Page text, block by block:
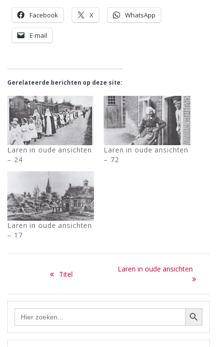
Facebook X WhatsApp
E-mail
Gerelateerde berichten op deze site:
Laren in oude ansichten
– 24
Laren in oude ansichten
– 72
Laren in oude ansichten
– 17
navigatiePrevious
Titel
Next
Laren in oude ansichten
Zoek Zoekknop